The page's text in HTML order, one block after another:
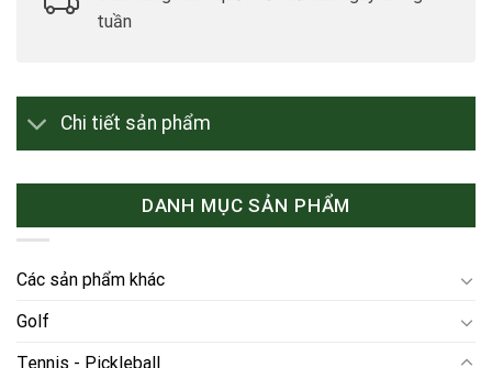
tuần
Chi tiết sản phẩm
DANH MỤC SẢN PHẨM
Các sản phẩm khác
Golf
Tennis - Pickleball